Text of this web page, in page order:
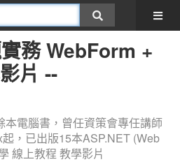
務 WebForm +
片 --
本電腦書，曾任資策會專任講師
，已出版15本ASP.NET (Web
線上教程 教學影片